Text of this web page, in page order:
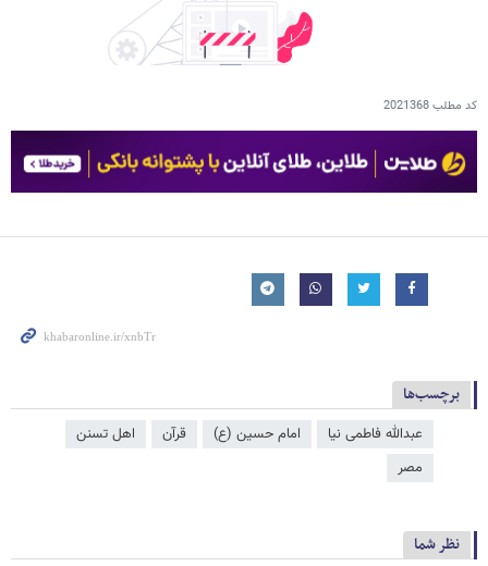
کد مطلب2021368
برچسب‌ها
عبدالله فاطمی نیا امام حسین (ع) قرآن
اهل تسنن
مصر
نظر شما